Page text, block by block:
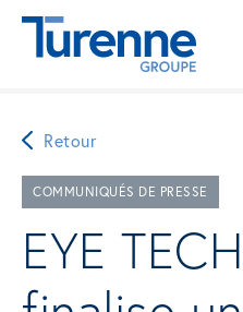
Retour
COMMUNIQUÉS DE PRESSE
EYE